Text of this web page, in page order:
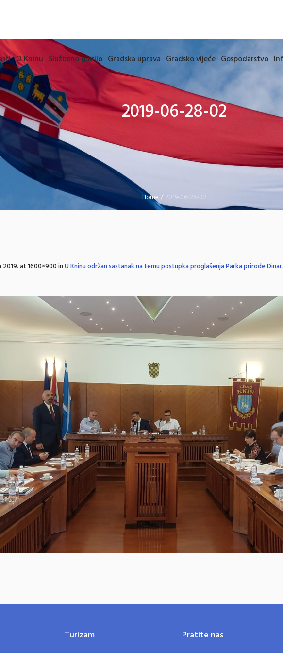
O Kninu Službeno glasilo Gradska uprava Gradsko vijeće Gospodarstvo
2019-06-28-02
Home /2019-06-28-02
2019.at 1600×900 inU Kninu održan sastanak na temu postupka proglašenja Parka prirode
Turizam Pratite nas